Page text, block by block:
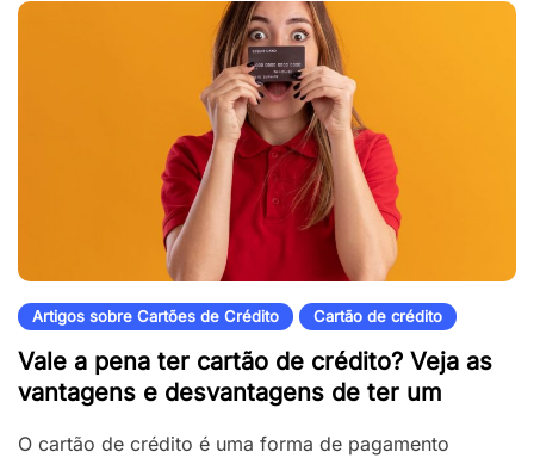
Artigos sobre Cartões de Crédito Cartão de crédito
Vale a pena ter cartão de crédito? Veja as
vantagens e desvantagens de ter um
O cartão de crédito é uma forma de pagamento